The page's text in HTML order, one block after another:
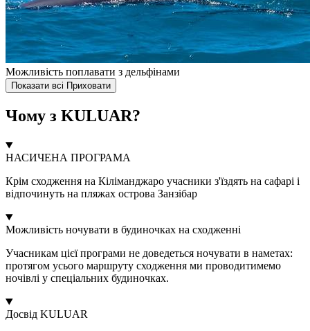
Можливість поплавати з дельфінами
Показати всі Приховати
Чому з KULUAR?
НАСИЧЕНА ПРОГРАМА
Крім сходження на Кіліманджаро учасники з'їздять на сафарі і
відпочинуть на пляжах острова Занзібар
Можливість ночувати в будиночках на сходженні
Учасникам цієї програми не доведеться ночувати в наметах:
протягом усього маршруту сходження ми проводитимемо
ночівлі у спеціальних будиночках.
Досвід KULUAR